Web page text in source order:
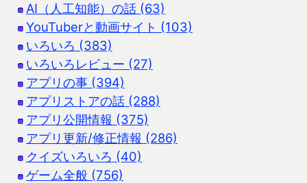
AI（人工知能）の話 (63)
YouTuberと動画サイト (103)
いろいろ (383)
いろいろレビュー (27)
アプリの事 (394)
アプリストアの話 (288)
アプリ公開情報 (375)
アプリ更新/修正情報 (286)
クイズいろいろ (40)
ゲーム全般 (756)